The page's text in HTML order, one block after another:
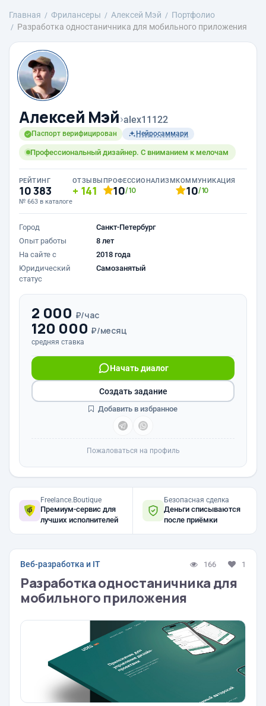
Главная Фрилансеры Алексей Мэй
Портфолио
Разработка одностаничника для мобильного приложения
Алексей Мэй›alex11122
Паспорт верифицирован Нейросаммари
Профессиональный дизайнер. С вниманием к мелочам
РЕЙТИНГ
10 383
№ 663 в каталоге
ОТЗЫВЫ
141
ПРОФЕССИОНАЛИЗМ
10/10
КОММУНИКАЦИЯ
10/10
Город
Санкт-Петербург
Опыт работы
8 лет
На сайте с
2018 года
Юридический
статус
Самозанятый
2 000 ₽/час
120 000 ₽/месяц
средняя ставка
Начать диалог
Создать задание
Добавить в избранное
Пожаловаться на профиль
Freelance.Boutique
Премиум-сервис для
лучших исполнителей
Безопасная сделка
Деньги списываются
после приёмки
Веб-разработка и IT 166 1
Разработка одностаничника для
мобильного приложения